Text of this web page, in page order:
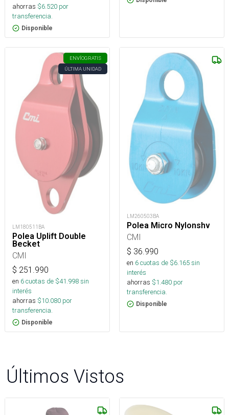
ahorras $6.520 por
transferencia.
Disponible
ENVÍOGRATIS
ÚLTIMA UNIDAD
LM180511BA
Polea Uplift Double
Becket
CMI
$ 251.990
en 6cuotas de $41.998sin
interés
ahorras $10.080 por
transferencia.
Disponible
LM260503BA
Polea Micro Nylonshv
CMI
$ 36.990
en 6cuotas de $6.165sin
interés
ahorras $1.480 por
transferencia.
Disponible
Últimos Vistos